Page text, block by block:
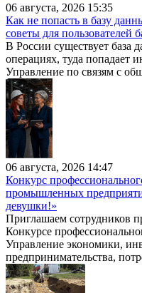
06 августа, 2026 15:35
Как не попасть в базу
советы для пользователей
В России существует база
операциях, туда попадает
Управление по связям с
06 августа, 2026 14:47
Конкурс
промышленных
девушки!»
Приглашаем сотрудников
Конкурсе
Управление экономики,
предпринимательства,